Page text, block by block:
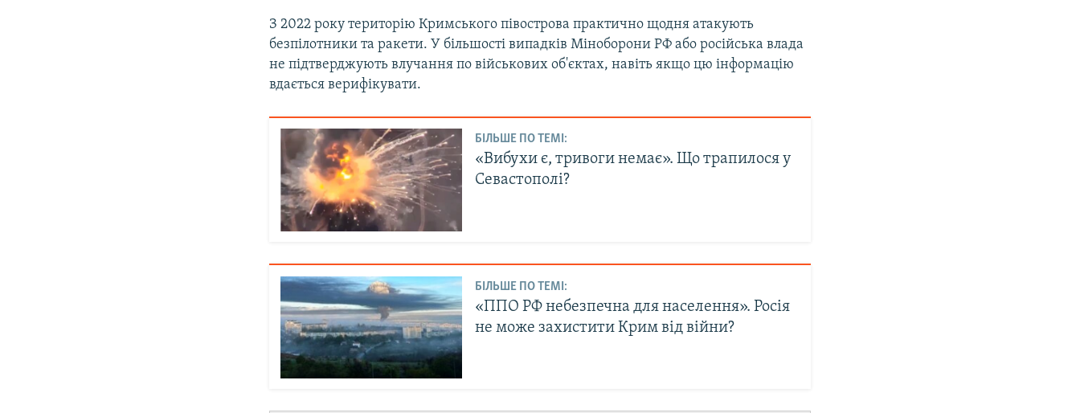
З 2022 року територію Кримського півострова практично щодня атакують
безпілотники та ракети. У більшості випадків Міноборони РФ або російська влада
не підтверджують влучання по військових об'єктах, навіть якщо цю інформацію
вдається верифікувати.
БІЛЬШЕ ПО ТЕМІ:
«Вибухи є, тривоги немає». Що трапилося у
Севастополі?
БІЛЬШЕ ПО ТЕМІ:
«ППО РФ небезпечна для населення». Росія
не може захистити Крим від війни?